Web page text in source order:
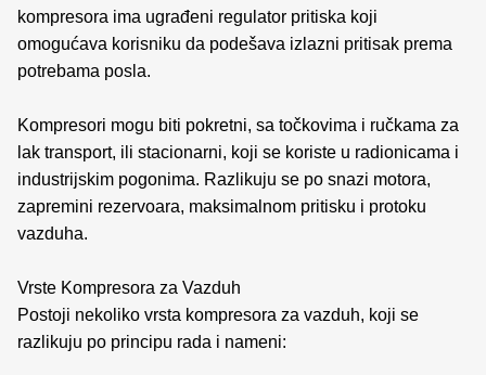
kompresora ima ugrađeni regulator pritiska koji
omogućava korisniku da podešava izlazni pritisak prema
potrebama posla.
Kompresori mogu biti pokretni, sa točkovima i ručkama za
lak transport, ili stacionarni, koji se koriste u radionicama i
industrijskim pogonima. Razlikuju se po snazi motora,
zapremini rezervoara, maksimalnom pritisku i protoku
vazduha.
Vrste Kompresora za Vazduh
Postoji nekoliko vrsta kompresora za vazduh, koji se
razlikuju po principu rada i nameni: